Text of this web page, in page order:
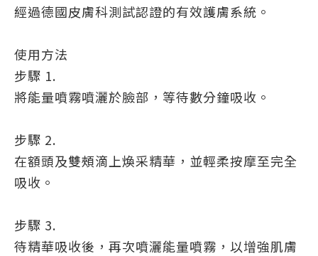
經過德國皮膚科測試認證的有效護膚系統。
使用方法
步驟 1.
將能量噴霧噴灑於臉部，等待數分鐘吸收。
步驟 2.
在額頭及雙頰滴上煥采精華，並輕柔按摩至完全
吸收。
步驟 3.
待精華吸收後，再次噴灑能量噴霧，以增強肌膚